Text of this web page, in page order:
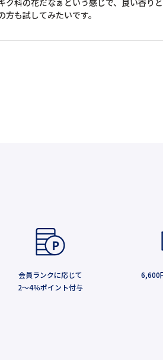
方も試してみたいです。
会員ランクに応じて
2～4％ポイント付与
6,600